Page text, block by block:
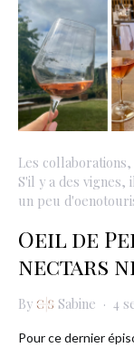
Les collaborations
S'il y a des vignes,
un peu
Oeil de
nectars
By Sabine 4
Pour ce dernier